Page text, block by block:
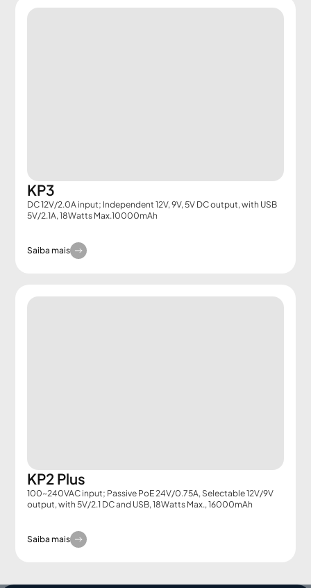
KP3
DC 12V/2.0A input; Independent 12V, 9V, 5V DC output, with USB
5V/2.1A, 18Watts Max.10000mAh
Saiba mais
KP2 Plus
100~240VAC input; Passive PoE 24V/0.75A, Selectable 12V/9V
output, with 5V/2.1 DC and USB, 18Watts Max., 16000mAh
Saiba mais